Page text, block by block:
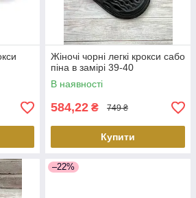
Жіночі чорні легкі крокси сабо
піна в замірі 39-40
В наявності
584,22 ₴ 749 ₴
Купити
–22%